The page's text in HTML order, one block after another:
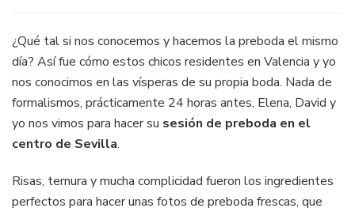
¿Qué tal si nos conocemos y hacemos la preboda el mismo
día? Así fue cómo estos chicos residentes en Valencia y yo
nos conocimos en las vísperas de su propia boda. Nada de
formalismos, prácticamente 24 horas antes, Elena, David y
yo nos vimos para hacer su sesión de preboda en el
centro de Sevilla.
Risas, ternura y mucha complicidad fueron los ingredientes
perfectos para hacer unas fotos de preboda frescas, que